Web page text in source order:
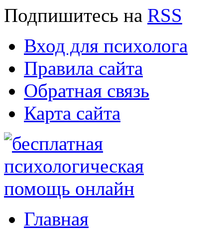
Подпишитесь на RSS
Вход для психолога
Правила сайта
Обратная связь
Карта сайта
Главная